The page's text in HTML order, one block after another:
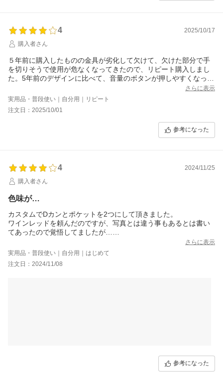
4
2025/10/17
購入者さん
５年前に購入したものの金具が劣化して欠けて、欠けた部分で手
を切りそうで使用が危なくなってきたので、リピート購入しまし
た。5年前のデザインに比べて、音量のボタンが押しやすくなった
り色々改良されていて、更に使いやすくなっていました。初めて
購入したものより金具部分が長持ちしてくれるといいな。
さらに表示
実用品・普段使い｜自分用｜リピート
注文日：2025/10/01
参考になった
4
2024/11/25
購入者さん
色味が…
カスタムでDカンとポケットを2つにして頂きました。
ワインレッドを頼んだのですが、写真とは違う事もあるとは書い
てあったので覚悟してましたが…
ちょっと茶色に近い色味でした…
色味だけ残念&#128546;
あとはもうちょっと口コミをみてカスタム出来ないか確認すれば
さらに表示
実用品・普段使い｜自分用｜はじめて
注文日：2024/11/08
参考になった